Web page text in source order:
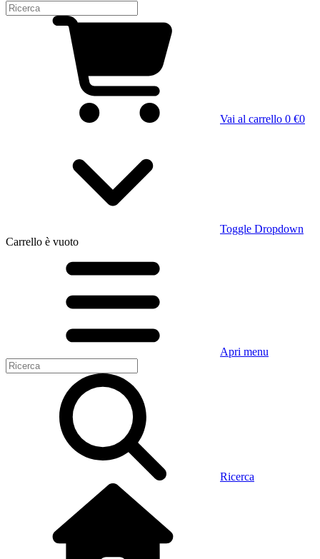
Vai al carrello 0 €0
Toggle Dropdown
Carrello è vuoto
Apri menu
Ricerca